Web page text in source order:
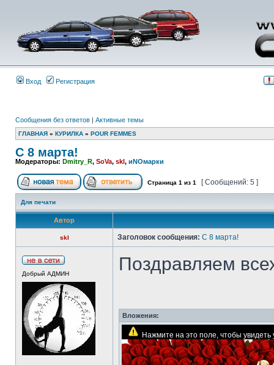
Вход Регистрация
Сообщения без ответов | Активные темы
ГЛАВНАЯ » КУРИЛКА » POUR FEMMES
С 8 марта!
Модераторы: Dmitry_R, SoVa, skl, иNOмарки
Страница 1 из 1 [ Сообщений: 5 ]
Для печати
Автор
skl Заголовок сообщения: С 8 марта!
Добрый АДМИН Поздравляем
Вложения:
Нажмите на это поле, чтобы